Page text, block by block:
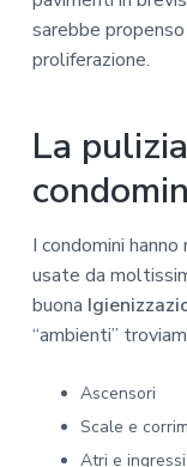
sarebbe
proliferazione.
La
I condomini
usate da
buona
“ambienti”
Ascensori
Scale e
Atri e ingressi